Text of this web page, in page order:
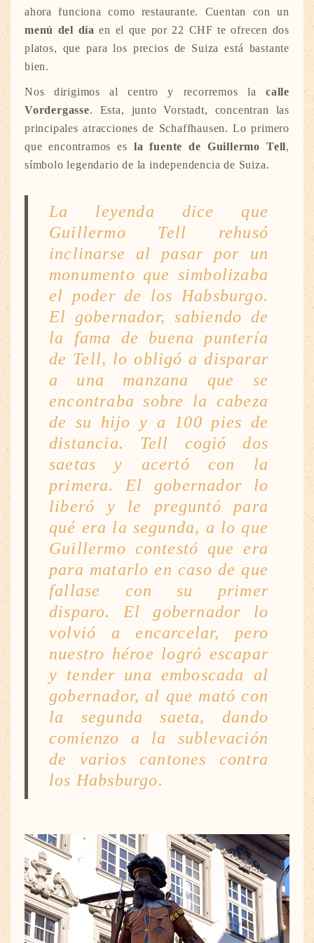
ahora funciona como restaurante. Cuentan con un
menú del día en el que por 22 CHF te ofrecen dos
platos, que para los precios de Suiza está bastante
bien.
Nos dirigimos al centro y recorremos la calle
Vordergasse. Esta, junto Vorstadt, concentran las
principales atracciones de Schaffhausen. Lo primero
que encontramos es la fuente de Guillermo Tell,
símbolo legendario de la independencia de Suiza.
La leyenda dice que
Guillermo Tell rehusó
inclinarse al pasar por un
monumento que simbolizaba
el poder de los Habsburgo.
El gobernador, sabiendo de
la fama de buena puntería
de Tell, lo obligó a disparar
a una manzana que se
encontraba sobre la cabeza
de su hijo y a 100 pies de
distancia. Tell cogió dos
saetas y acertó con la
primera. El gobernador lo
liberó y le preguntó para
qué era la segunda, a lo que
Guillermo contestó que era
para matarlo en caso de que
fallase con su primer
disparo. El gobernador lo
volvió a encarcelar, pero
nuestro héroe logró escapar
y tender una emboscada al
gobernador, al que mató con
la segunda saeta, dando
comienzo a la sublevación
de varios cantones contra
los Habsburgo.